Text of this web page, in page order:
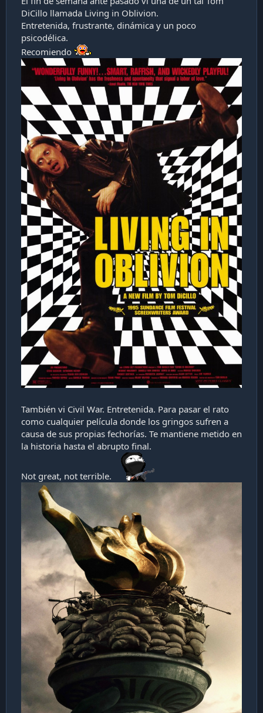
DiCillo llamada Living in Oblivion.
Entretenida, frustrante, dinámica y un poco
psicodélica.
Recomiendo
También vi Civil War. Entretenida. Para pasar el rato
como cualquier película donde los gringos sufren a
causa de sus propias fechorías. Te mantiene metido en
la historia hasta el abrupto final.
Not great, not terrible.